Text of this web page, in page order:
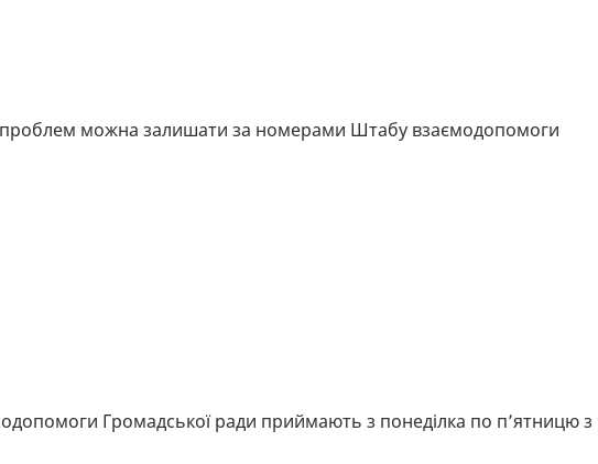
можна залишати за номерами Штабу взаємодопомоги
Громадської ради приймають з понеділка по п’ятницю з